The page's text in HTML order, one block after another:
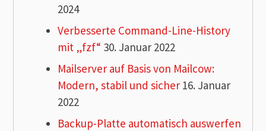
2024
Verbesserte Command-Line-History
mit „fzf“ 30. Januar 2022
Mailserver auf Basis von Mailcow:
Modern, stabil und sicher 16. Januar
2022
Backup-Platte automatisch auswerfen